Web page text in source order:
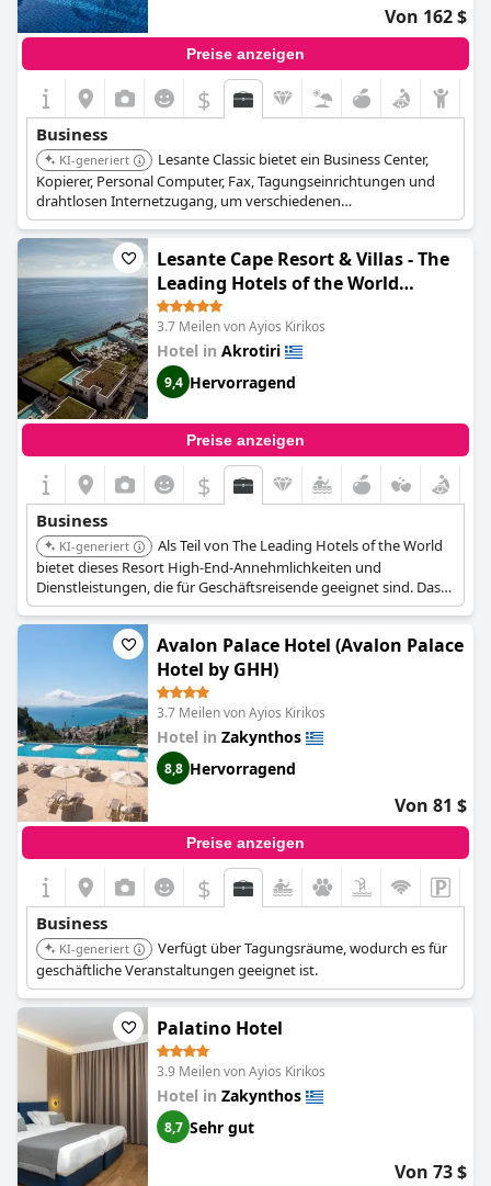
Von 162 $
Preise anzeigen
$
Business
KI-generiert
Lesante Classic bietet ein Business Center,
Kopierer, Personal Computer, Fax, Tagungseinrichtungen und
drahtlosen Internetzugang, um verschiedenen
Geschäftsanforderungen gerecht zu werden. Es verfügt über
einen Tagungsraum mit einer Kapazität von bis zu 160 Personen
und 200 qm Ausstellungsfläche.Lesante Cape Resort & Villas - The
Leading Hotels of the World
(Lesante Cape - The Leading Hotels
of the World)
3.7 Meilen von Ayios Kirikos
Hotel in Akrotiri
9,4 Hervorragend
Preise anzeigen
$
Business
KI-generiert
Als Teil von The Leading Hotels of the World
bietet dieses Resort High-End-Annehmlichkeiten und
Dienstleistungen, die für Geschäftsreisende geeignet sind. Das
Resort bietet Konferenzräume und Tagungsräume.
Avalon Palace Hotel (Avalon Palace
Hotel by GHH)
3.7 Meilen von Ayios Kirikos
Hotel in Zakynthos
8,8 Hervorragend
Von 81 $
Preise anzeigen
$
Business
KI-generiert
Verfügt über Tagungsräume, wodurch es für
geschäftliche Veranstaltungen geeignet ist.
Palatino Hotel
3.9 Meilen von Ayios Kirikos
Hotel in Zakynthos
8,7 Sehr gut
Von 73 $